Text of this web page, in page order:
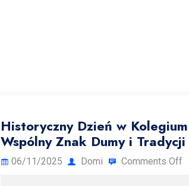
Historyczny Dzień w
Wspólny Znak Dumy i Tradycji
06/11/2025 Domi Comments Off